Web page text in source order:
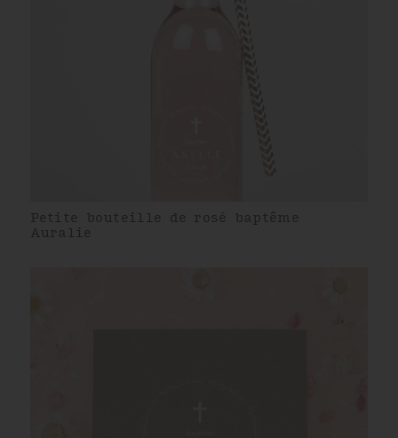
Petite bouteille de rosé baptême
Auralie